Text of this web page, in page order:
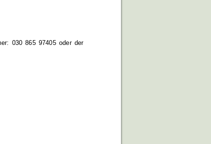
030 865 97405 oder der